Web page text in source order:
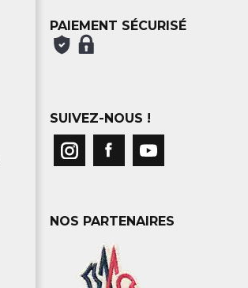
PAIEMENT SÉCURISÉ
SUIVEZ-NOUS !
NOS PARTENAIRES